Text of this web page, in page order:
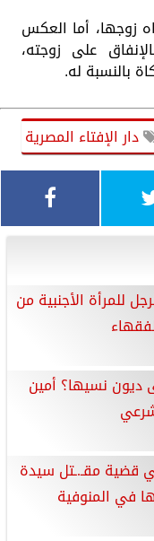
زوجها، أما العكس
على زوجته،
بالنسبة له.
دار الإفتاء المصرية
للمرأة الأجنبية من
ديون نسيها؟ أمين
قضية مقـ.ـتل سيدة
في المنوفية